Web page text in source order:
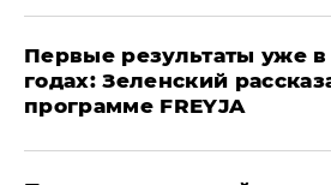
Первые результаты уже в
годах: Зеленский
программе FREYJA